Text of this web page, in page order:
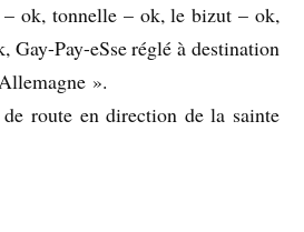
– ok, tonnelle – ok, le bizut – ok,
Gay-Pay-eSse réglé à destination
».
route en direction de la sainte